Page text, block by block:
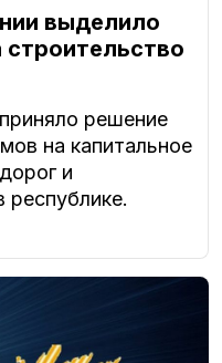
выделило
решение
на капитальное
и
республике.